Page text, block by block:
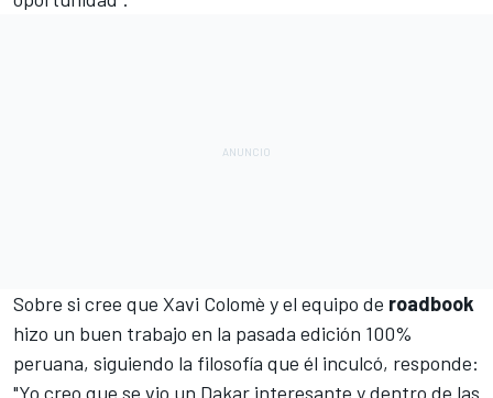
Sobre si cree que Xavi Colomè y el equipo de roadbook
hizo un buen trabajo en la pasada edición 100%
peruana, siguiendo la filosofía que él inculcó, responde:
"Yo creo que se vio un Dakar interesante y dentro de las